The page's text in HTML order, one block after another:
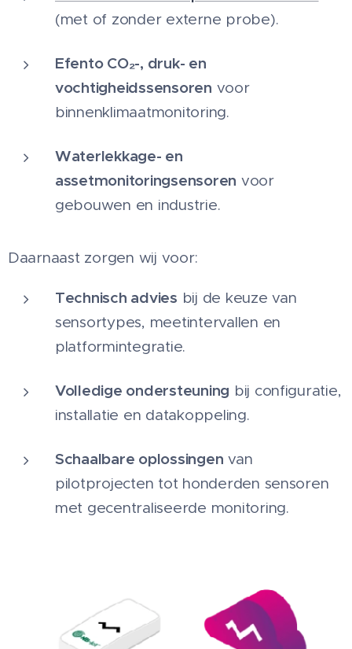
(met of zonder externe probe).
Efento CO₂-, druk- en
vochtigheidssensoren voor
binnenklimaatmonitoring.
Waterlekkage- en
assetmonitoringsensoren voor
gebouwen en industrie.
Daarnaast zorgen wij voor:
Technisch advies bij de keuze van
sensortypes, meetintervallen en
platformintegratie.
Volledige ondersteuning bij configuratie,
installatie en datakoppeling.
Schaalbare oplossingen van
pilotprojecten tot honderden sensoren
met gecentraliseerde monitoring.